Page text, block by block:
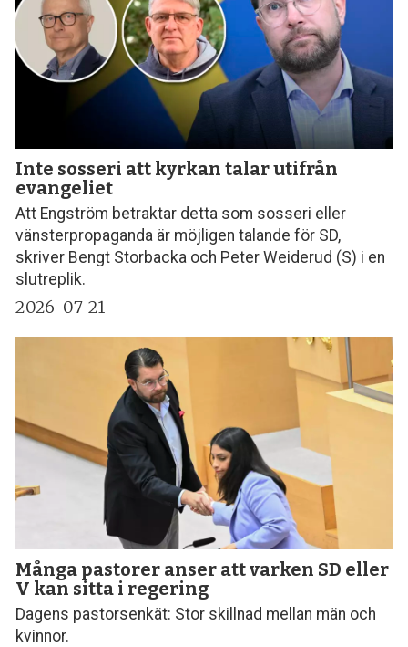
Inte sosseri att kyrkan talar utifrån
evangeliet
Att Engström betraktar detta som sosseri eller
vänsterpropaganda är möjligen talande för SD,
skriver Bengt Storbacka och Peter Weiderud (S) i en
slutreplik.
2026-07-21
Många pastorer anser att varken SD eller
V kan sitta i regering
Dagens pastorsenkät: Stor skillnad mellan män och
kvinnor.